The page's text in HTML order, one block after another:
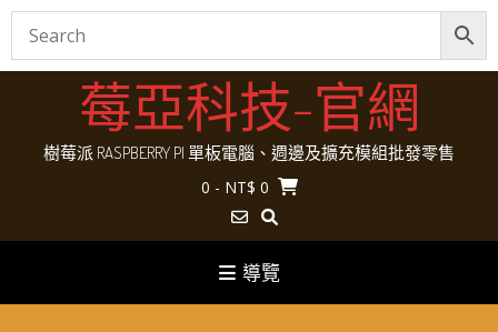
Skip
莓亞科技-官網
樹莓派 RASPBERRY PI 單板電腦、週邊及擴充模組批發零售
0 - NT$ 0
導覽